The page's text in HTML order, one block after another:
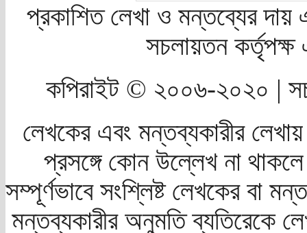
প্রকাশিত লেখা ও মন্তব্যের দায়
সচলায়তন
কপিরাইট © ২০০৬-২০২০ |
লেখকের এবং মন্তব্যকারীর
প্রসঙ্গে কোন উল্লেখ না
সম্পূর্ণভাবে সংশ্লিষ্ট লেখকের বা
মন্তব্যকারীর অনুমতি ব্যতিরেকে